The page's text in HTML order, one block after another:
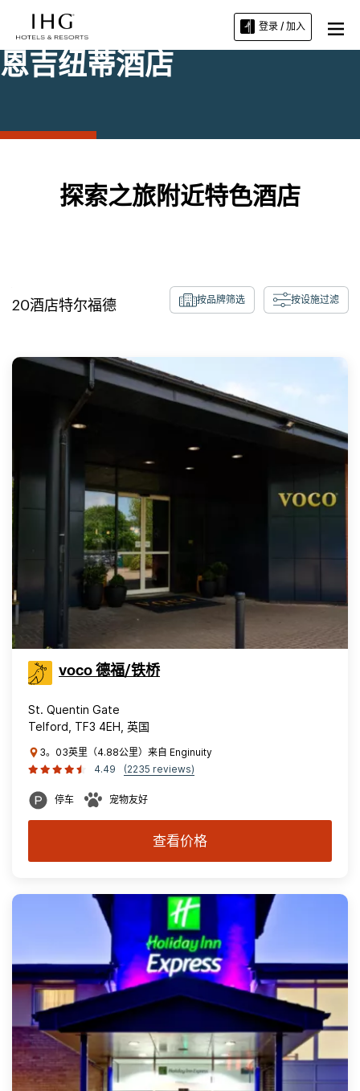
登录 / 加入
恩吉纽蒂酒店
探索之旅附近特色酒店
20酒店特尔福德 按品牌筛选 按设施过滤
voco 德福/铁桥
St. Quentin Gate
Telford, TF3 4EH, 英国
3。03英里（4.88公里）来自 Enginuity
4.49
(2235 reviews)
停车 宠物友好
查看价格